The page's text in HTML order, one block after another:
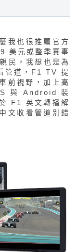
我也很推薦官方
美元或整季賽事
民，我想也是為
管道，F1 TV 提
前視野，加上高
與 Android 裝
F1 英文轉播解
文收看管道別錯